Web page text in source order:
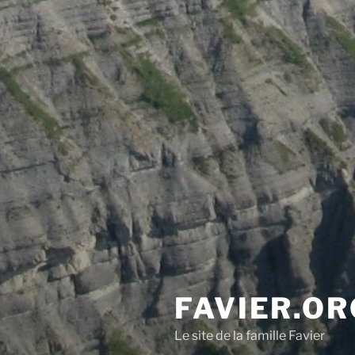
Le site de la famille Favier